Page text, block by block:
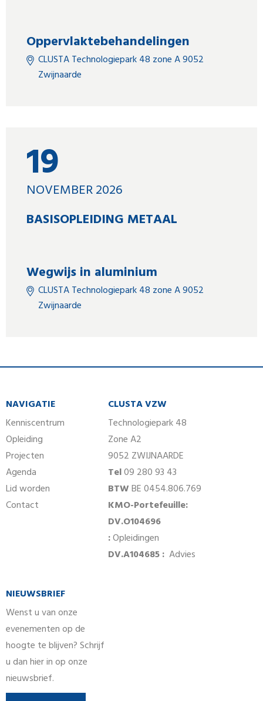
Oppervlaktebehandelingen
CLUSTA Technologiepark 48 zone A 9052
Zwijnaarde
19
NOVEMBER 2026
BASISOPLEIDING METAAL
Wegwijs in aluminium
CLUSTA Technologiepark 48 zone A 9052
Zwijnaarde
NAVIGATIE
Kenniscentrum
Opleiding
Projecten
Agenda
Lid worden
Contact
CLUSTA VZW
Technologiepark 48
Zone A2
9052 ZWIJNAARDE
Tel09 280 93 43
BTWBE 0454.806.769
KMO-Portefeuille:
DV.O104696
:Opleidingen
DV.A104685 : Advies
NIEUWSBRIEF
Wenst u van onze
evenementen op de
hoogte te blijven? Schrijf
u dan hier in op onze
nieuwsbrief.